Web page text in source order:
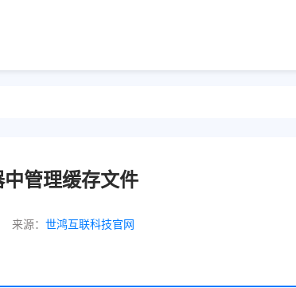
管理缓存文件
来源： 世鸿互联科技官网